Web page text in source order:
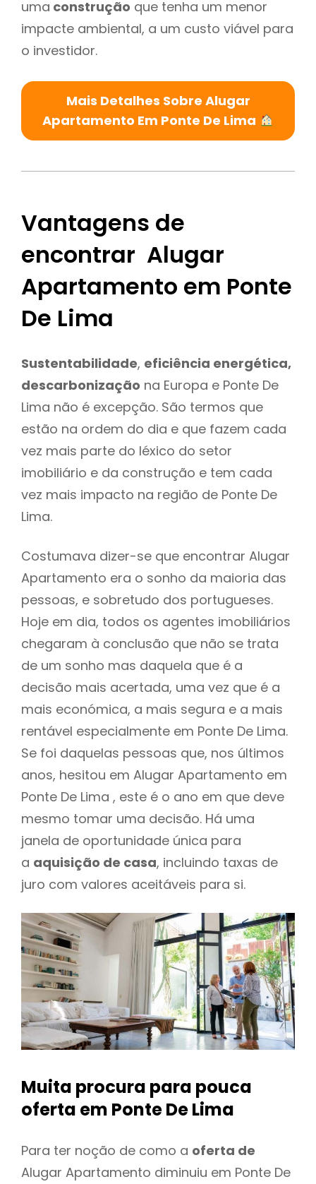
uma construção que tenha um menor
impacte ambiental, a um custo viável para
o investidor.
Mais Detalhes Sobre Alugar
Apartamento Em Ponte De Lima
Vantagens de
encontrar Alugar
Apartamento em Ponte
De Lima
Sustentabilidade, eficiência energética,
descarbonização na Europa e Ponte De
Lima não é excepção. São termos que
estão na ordem do dia e que fazem cada
vez mais parte do léxico do setor
imobiliário e da construção e tem cada
vez mais impacto na região de Ponte De
Lima.
Costumava dizer-se que encontrar Alugar
Apartamento era o sonho da maioria das
pessoas, e sobretudo dos portugueses.
Hoje em dia, todos os agentes imobiliários
chegaram à conclusão que não se trata
de um sonho mas daquela que é a
decisão mais acertada, uma vez que é a
mais económica, a mais segura e a mais
rentável especialmente em Ponte De Lima.
Se foi daquelas pessoas que, nos últimos
anos, hesitou em Alugar Apartamento em
Ponte De Lima , este é o ano em que deve
mesmo tomar uma decisão. Há uma
janela de oportunidade única para
a aquisição de casa, incluindo taxas de
juro com valores aceitáveis para si.
Muita procura para pouca
oferta em Ponte De Lima
Para ter noção de como a oferta de
Alugar Apartamento diminuiu em Ponte De